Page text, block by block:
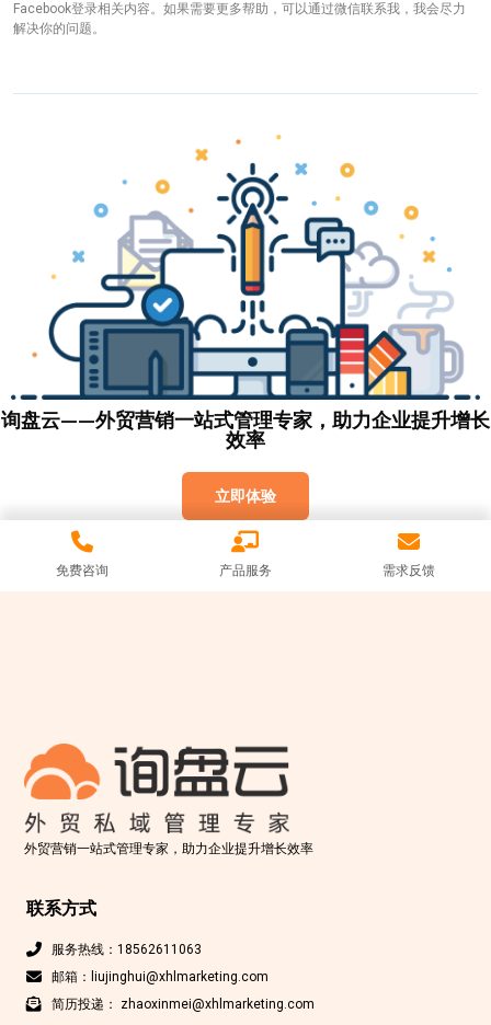
Facebook登录相关内容。如果需要更多帮助，可以通过微信联系我，我会尽力
解决你的问题。
询盘云——外贸营销一站式管理专家，助力企业提升增长
效率
立即体验
免费咨询 产品服务 需求反馈
外贸营销一站式管理专家，助力企业提升增长效率
联系方式
服务热线：18562611063
邮箱：liujinghui@xhlmarketing.com
简历投递： zhaoxinmei@xhlmarketing.com